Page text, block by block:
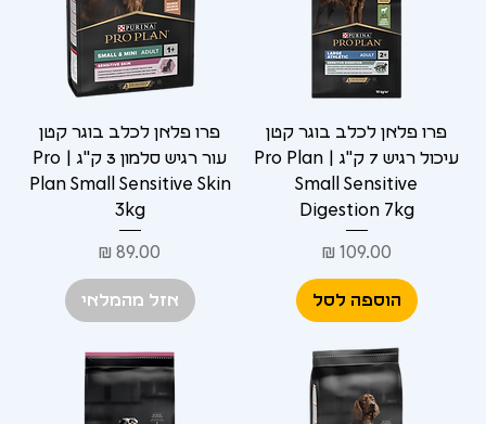
פרו פלאן לכלב בוגר קטן
עיכול רגיש 7 ק"ג | Pro Plan
Small Sensitive
Digestion 7kg
מחיר
הוספה לסל
פרו פלאן לכלב בוגר קטן
עור רגיש סלמון 3 ק"ג | Pro
Plan Small Sensitive Skin
3kg
מחיר
אזל מהמלאי